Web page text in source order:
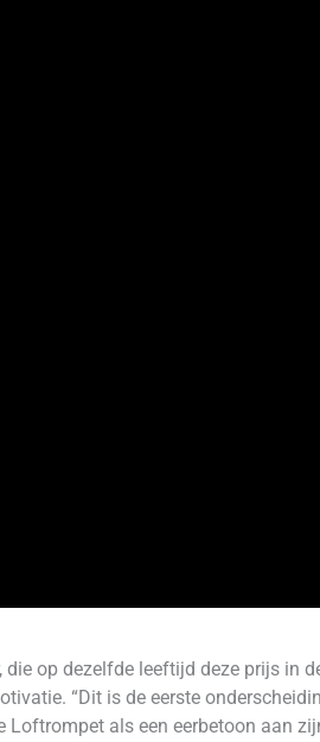
op dezelfde leeftijd deze prijs in
“Dit is de eerste
als een eerbetoon aan